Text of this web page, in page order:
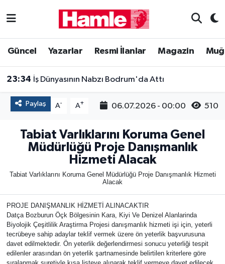
Güncel Yazarlar Resmi İlanlar Magazin
23:34 İş Dünyasının Nabzı Bodrum'da Attı
Paylaş A- A+ 06.07.2026 - 00:00 510
Tabiat Varlıklarını Koruma Genel
Müdürlüğü Proje Danışmanlık
Hizmeti Alacak
Tabiat Varlıklarını Koruma Genel Müdürlüğü Proje Danışmanlık Hizmeti
Alacak
PROJE DANIŞMANLIK HİZMETİ ALINACAKTIR
Datça Bozburun Öçk Bölgesinin Kara, Kiyi Ve Denizel Alanlarinda
Biyolojik Çeşitlilik Araştirma Projesi danışmanlık hizmeti işi için, yeterli
tecrübeye sahip adaylar teklif vermek üzere ön yeterlik başvurusuna
davet edilmektedir. Ön yeterlik değerlendirmesi sonucu yeterliği tespit
edilenler arasından ön yeterlik şartnamesinde belirtilen kriterlere göre
Güncel
Muğla Haber
Muğla Nöbetçi Eczaneler
Süper Lig Puan Durumu ve Fikstür
Tüm Manşetler
Haber Arşivi